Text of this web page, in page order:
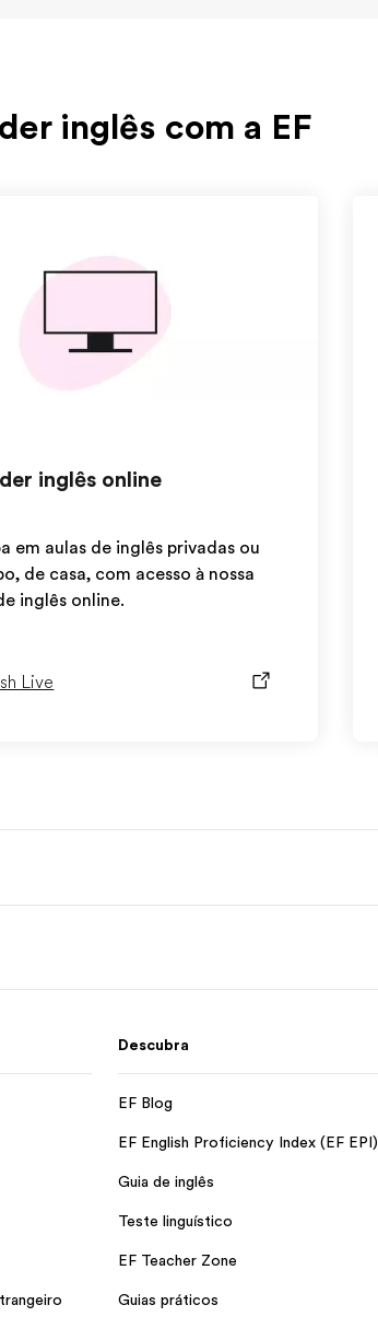
inglês com a EF
inglês online
em aulas de inglês privadas ou
de casa, com acesso à nossa
inglês online.
Live
Descubra
EF Blog
EF English Proficiency Index (EF EPI)
Guia de inglês
Teste linguístico
EF Teacher Zone
Guias práticos